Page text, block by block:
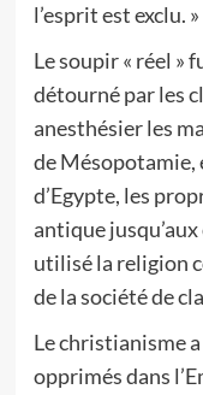
l’esprit est exclu. »
Le soupir « réel »
détourné par les
anesthésier les
de Mésopotamie,
d’Egypte, les
antique
utilisé la religion
de la société de
Le christianisme
opprimés dans